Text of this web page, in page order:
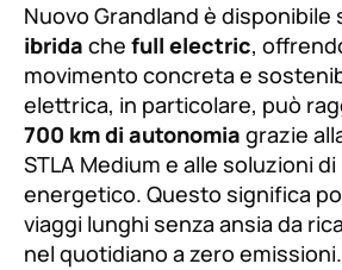
Nuovo Grandland è disponibile
ibrida che full electric,
movimento concreta e
elettrica, in particolare, può
700 km di autonomia grazie
STLA Medium e alle soluzioni
energetico. Questo significa
viaggi lunghi senza ansia da
nel quotidiano a zero emissioni.